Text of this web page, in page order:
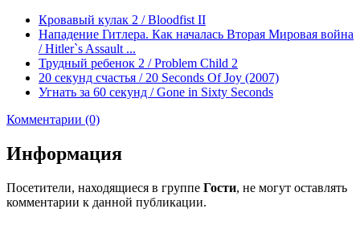
Кровавый кулак 2 / Bloodfist II
Нападение Гитлера. Как началась Вторая Мировая война
/ Hitler`s Assault ...
Трудный ребенок 2 / Problem Child 2
20 секунд счастья / 20 Seconds Of Joy (2007)
Угнать за 60 секунд / Gone in Sixty Seconds
Комментарии (0)
Информация
Посетители, находящиеся в группе Гости, не могут оставлять
комментарии к данной публикации.